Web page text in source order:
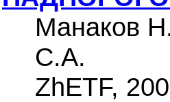
Манаков
С.А.
ZhETF,